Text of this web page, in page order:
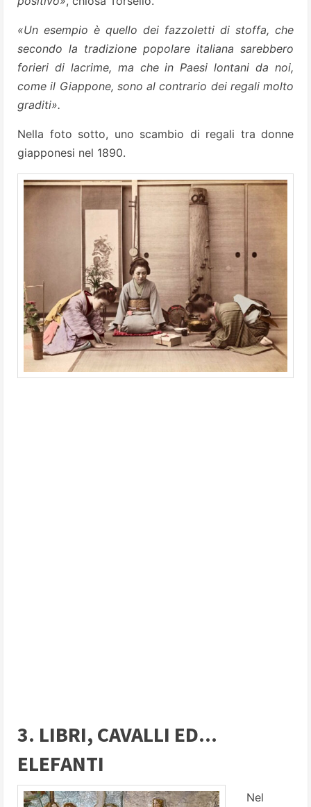
«Un esempio è quello dei fazzoletti di stoffa, che
secondo la tradizione popolare italiana sarebbero
forieri di lacrime, ma che in Paesi lontani da noi,
come il Giappone, sono al contrario dei regali molto
graditi».
Nella foto sotto, uno scambio di regali tra donne
giapponesi nel 1890.
3. LIBRI, CAVALLI ED...
ELEFANTI
Nel